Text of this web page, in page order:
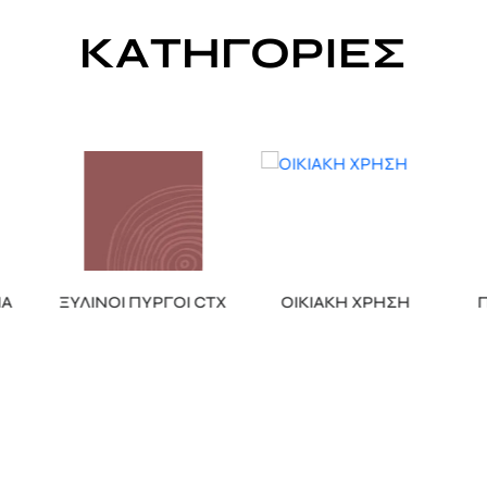
από την TÜV NORD, και ασφαλής ακόμα και αν το παιδί φέρει
παιδιών μεγαλώνει.
Για στιγμές γεμάτες παιδική χαρά και χαμόγελα!
ΚΑΤΗΓΟΡΙΕΣ
ΞΥΛΙΝΟΙ ΠΥΡΓΟΙ CTX ΟΙΚΙΑΚΗ ΧΡΗΣΗ